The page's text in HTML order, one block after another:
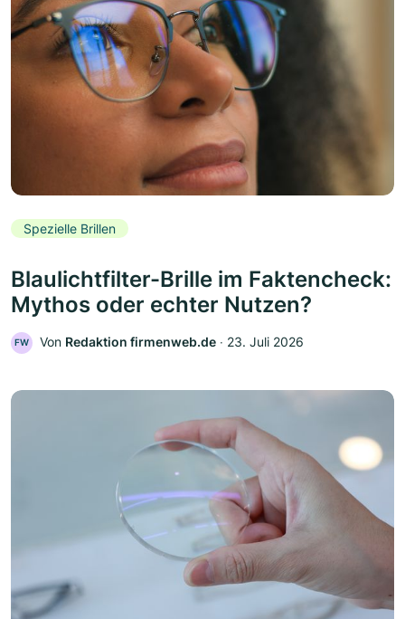
Spezielle Brillen
Blaulichtfilter-Brille im Faktencheck:
Mythos oder echter Nutzen?
FW Von Redaktion firmenweb.de ‧ 23. Juli 2026